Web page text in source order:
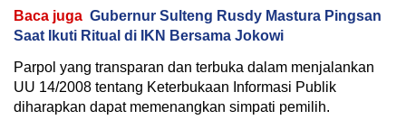
Baca juga Gubernur Sulteng Rusdy Mastura Pingsan
Saat Ikuti Ritual di IKN Bersama Jokowi
Parpol yang transparan dan terbuka dalam menjalankan
UU 14/2008 tentang Keterbukaan Informasi Publik
diharapkan dapat memenangkan simpati pemilih.